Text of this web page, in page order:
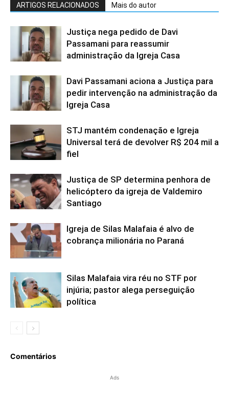
ARTIGOS RELACIONADOS Mais do autor
Justiça nega pedido de Davi
Passamani para reassumir
administração da Igreja Casa
Davi Passamani aciona a Justiça para
pedir intervenção na administração da
Igreja Casa
STJ mantém condenação e Igreja
Universal terá de devolver R$ 204 mil a
fiel
Justiça de SP determina penhora de
helicóptero da igreja de Valdemiro
Santiago
Igreja de Silas Malafaia é alvo de
cobrança milionária no Paraná
Silas Malafaia vira réu no STF por
injúria; pastor alega perseguição
política
Comentários
Ads